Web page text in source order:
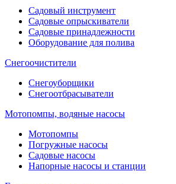
Садовый инструмент
Садовые опрыскиватели
Садовые принадлежности
Оборудование для полива
Снегоочистители
Снегоуборщики
Снегоотбрасыватели
Мотопомпы, водяные насосы
Мотопомпы
Погружные насосы
Садовые насосы
Напорные насосы и станции